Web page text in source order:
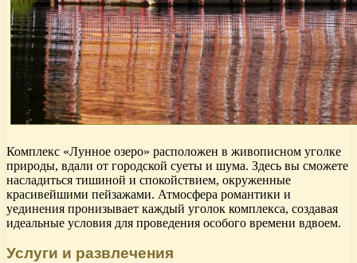
Комплекс «Лунное озеро» расположен в живописном уголке
природы, вдали от городской суеты и шума. Здесь вы сможете
насладиться тишиной и спокойствием, окруженные
красивейшими пейзажами. Атмосфера романтики и
уединения пронизывает каждый уголок комплекса, создавая
идеальные условия для проведения особого времени вдвоем.
Услуги и развлечения